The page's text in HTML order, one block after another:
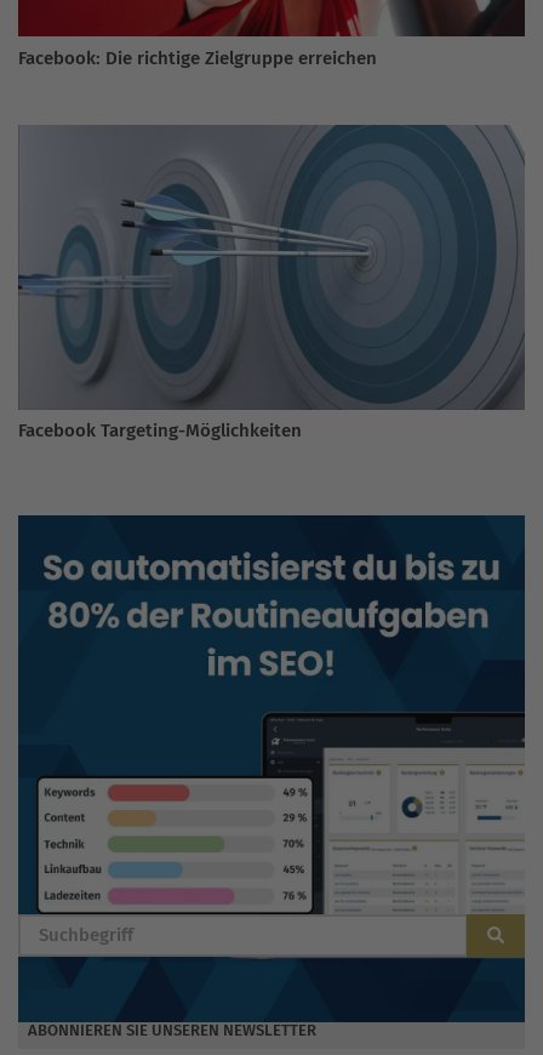
Facebook: Die richtige Zielgruppe erreichen
Facebook Targeting-Möglichkeiten
BLOG DURCHSUCHEN
ABONNIEREN SIE UNSEREN NEWSLETTER